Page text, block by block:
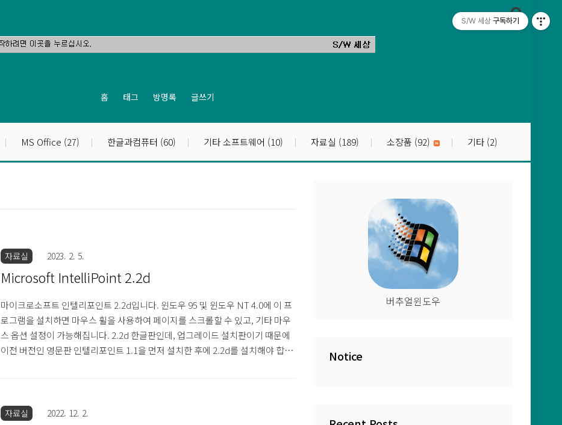
홈 태그 방명록 글쓰기
MS Office (27) 한글과컴퓨터 (60) 기타 소프트웨어 (10) 자료실 (189) 소장품 (92) 기타 (2)
버추얼윈도우
Notice
자료실 2023. 2. 5.
Microsoft IntelliPoint 2.2d
마이크로소프트 인텔리포인트 2.2d입니다. 윈도우 95 및 윈도우 NT 4.0에 이 프
로그램을 설치하면 마우스 휠을 사용하여 페이지를 스크롤할 수 있고, 기타 마우
스 옵션 설정이 가능해집니다. 2.2d 한글판인데, 업그레이드 설치판이기 때문에
이전 버전인 영문판 인텔리포인트 1.1을 먼저 설치한 후에 2.2d를 설치해야 합니
자료실 2022. 12. 2.
S/W 세상 구독하기